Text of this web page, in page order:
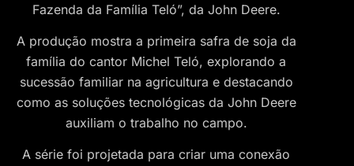
Fazenda da Família Teló”, da John Deere.
A produção mostra a primeira safra de soja da
família do cantor Michel Teló, explorando a
sucessão familiar na agricultura e destacando
como as soluções tecnológicas da John Deere
auxiliam o trabalho no campo.
A série foi projetada para criar uma conexão